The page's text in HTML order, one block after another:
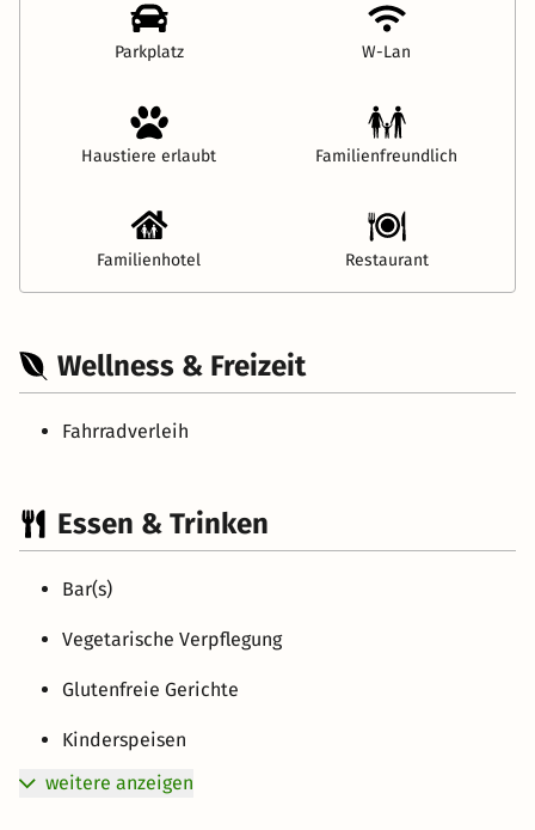
Parkplatz W-Lan
Haustiere erlaubt Familienfreundlich
Familienhotel Restaurant
Wellness & Freizeit
Fahrradverleih
Essen & Trinken
Bar(s)
Vegetarische Verpflegung
Glutenfreie Gerichte
Kinderspeisen
weitere anzeigen